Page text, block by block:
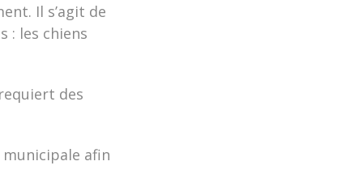
Il s’agit de
: les chiens
des
afin